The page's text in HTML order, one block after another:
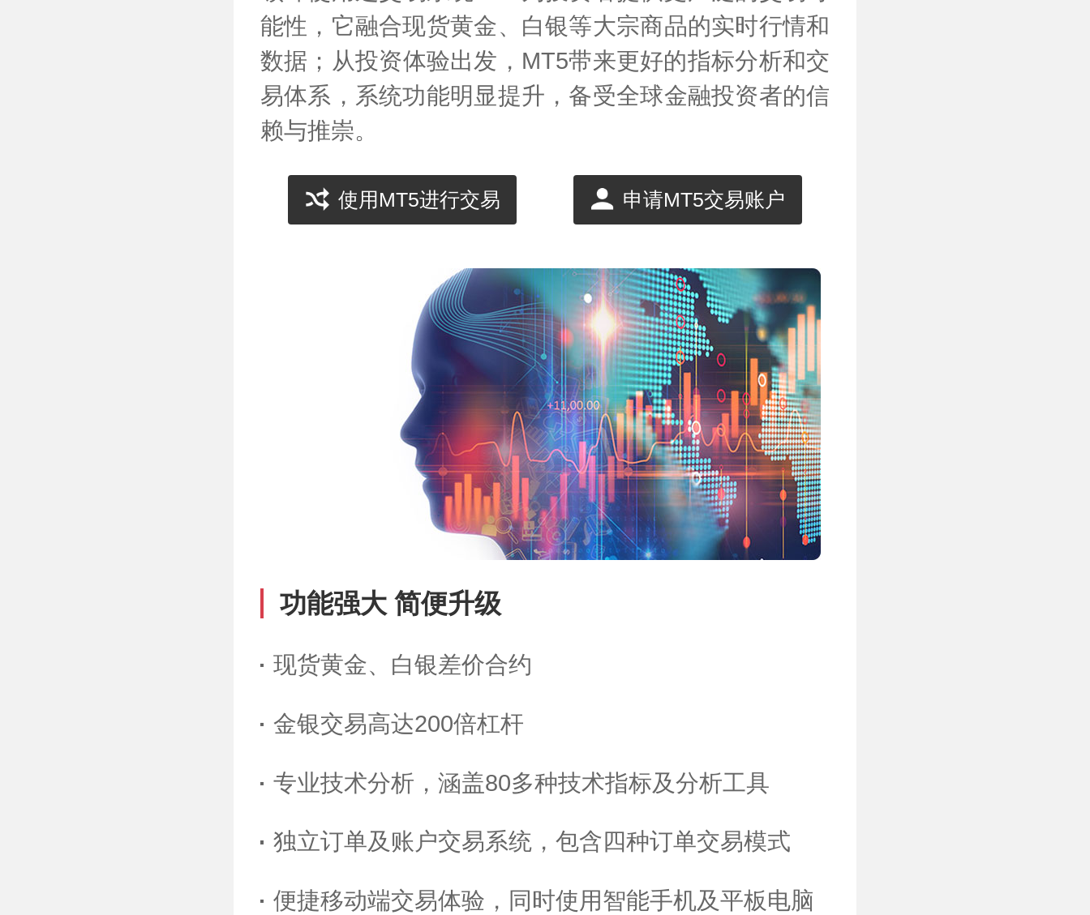
能性，它融合现货黄金、白银等大宗商品的实时行情和
数据；从投资体验出发，MT5带来更好的指标分析和交
易体系，系统功能明显提升，备受全球金融投资者的信
赖与推崇。
使用MT5进行交易 申请MT5交易账户
功能强大 简便升级
现货黄金、白银差价合约
金银交易高达200倍杠杆
专业技术分析，涵盖80多种技术指标及分析工具
独立订单及账户交易系统，包含四种订单交易模式
便捷移动端交易体验，同时使用智能手机及平板电脑